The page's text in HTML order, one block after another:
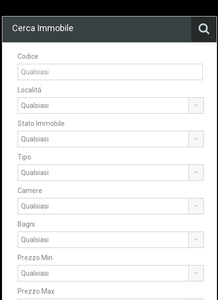
Cerca Immobile
Codice
Localitá
Stato Immobile
Tipo
Camere
Bagni
Prezzo Min
Prezzo Max